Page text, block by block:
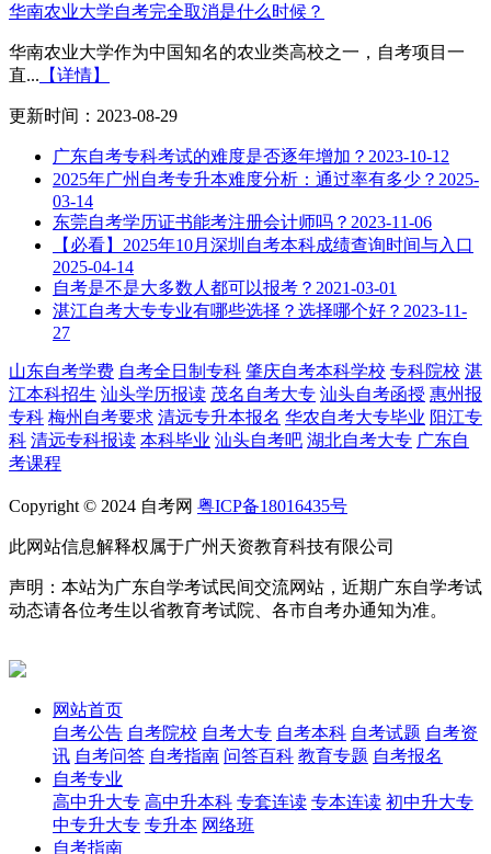
华南农业大学自考完全取消是什么时候？
华南农业大学作为中国知名的农业类高校之一，自考项目一
直... 【详情】
更新时间：2023-08-29
广东自考专科考试的难度是否逐年增加？ 2023-10-12
2025年广州自考专升本难度分析：通过率有多少？ 2025-
03-14
东莞自考学历证书能考注册会计师吗？ 2023-11-06
【必看】2025年10月深圳自考本科成绩查询时间与入口
2025-04-14
自考是不是大多数人都可以报考？ 2021-03-01
湛江自考大专专业有哪些选择？选择哪个好？ 2023-11-
27
山东自考学费 自考全日制专科 肇庆自考本科学校 专科院校 湛
江本科招生 汕头学历报读 茂名自考大专 汕头自考函授 惠州报
专科 梅州自考要求 清远专升本报名 华农自考大专毕业 阳江专
科 清远专科报读 本科毕业 汕头自考吧 湖北自考大专 广东自
考课程
Copyright © 2024 自考网 粤ICP备18016435号
此网站信息解释权属于广州天资教育科技有限公司
声明：本站为广东自学考试民间交流网站，近期广东自学考试
动态请各位考生以省教育考试院、各市自考办通知为准。
网站首页
自考公告 自考院校 自考大专 自考本科 自考试题 自考资
讯 自考问答 自考指南 问答百科 教育专题 自考报名
自考专业
高中升大专 高中升本科 专套连读 专本连读 初中升大专
中专升大专 专升本 网络班
自考指南